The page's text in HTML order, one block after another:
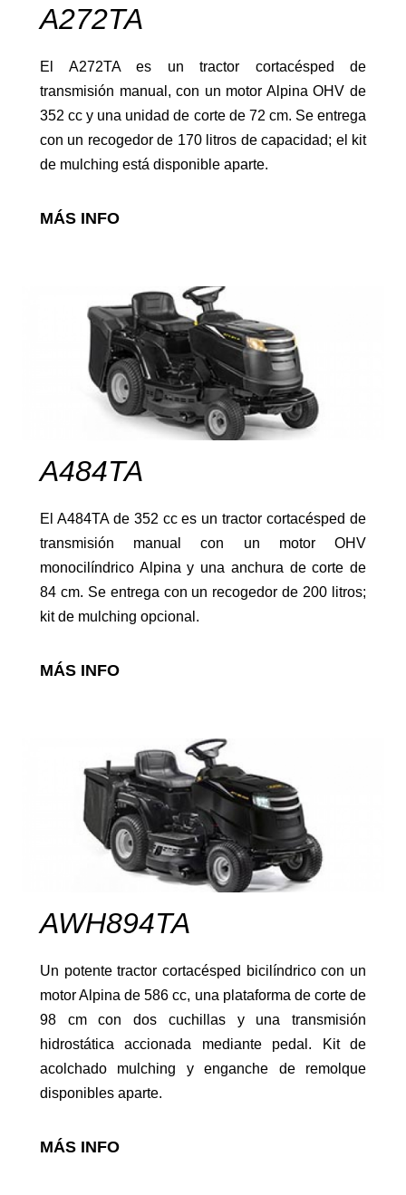
Motosierras
Desbrozadoras
Repuestos
Lubricantes
Máquinas de batería
Podadoras
JARDÍN
A272TA
El A272TA es un tractor cortacésped de
transmisión manual, con un motor Alpina OHV de
352 cc y una unidad de corte de 72 cm. Se entrega
con un recogedor de 170 litros de capacidad; el kit
de mulching está disponible aparte.
MÁS INFO
A484TA
El A484TA de 352 cc es un tractor cortacésped de
transmisión manual con un motor OHV
monocilíndrico Alpina y una anchura de corte de
84 cm. Se entrega con un recogedor de 200 litros;
kit de mulching opcional.
MÁS INFO
AWH894TA
Un potente tractor cortacésped bicilíndrico con un
motor Alpina de 586 cc, una plataforma de corte de
98 cm con dos cuchillas y una transmisión
hidrostática accionada mediante pedal. Kit de
acolchado mulching y enganche de remolque
disponibles aparte.
MÁS INFO